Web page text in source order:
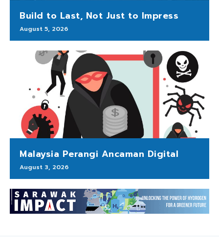
Build to Last, Not Just to Impress
August 5, 2026
Malaysia Perangi Ancaman Digital
August 3, 2026